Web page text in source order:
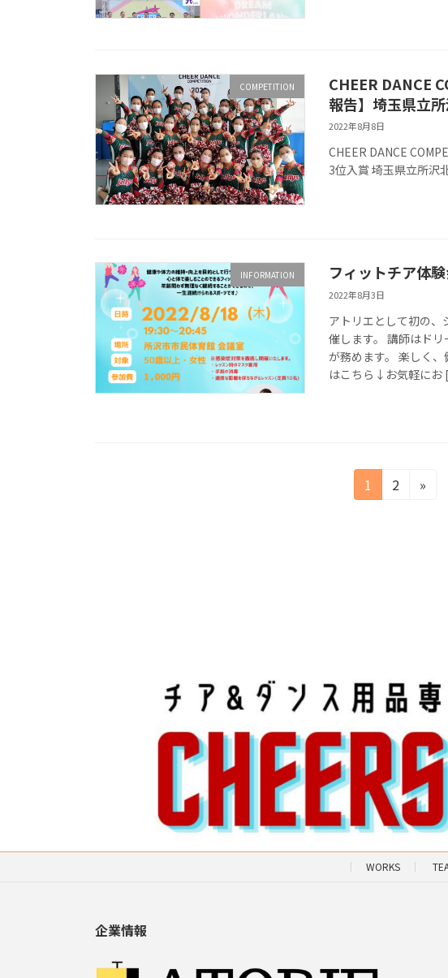
COMPETITION
CHEER DANCE
報告】埼玉県立
2022年8月8日
CHEER DANCE
3位入賞 埼玉県立所沢
INFORMATION フィットチア体
2022年8月3日
アトリエとして初の
催します。 講師はド
が務めます。 楽しく
はこちら↓お気軽に
固
定
1
固
2 »
WORKS
企業情報